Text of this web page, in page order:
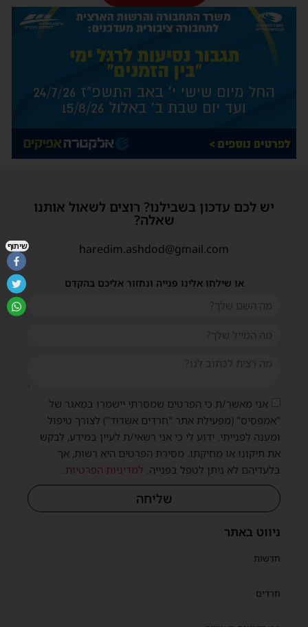
ניווט באתר
חדשות
חרדים
יש לכם עדכון בשבילנו? רוצים לשאול אותנו
שאלה?
haredim.ashdod@gmail.com
או שילחו אלינו פנייה ונחזור אליכם בהקדם
אני מאשר/ת כי הפרטים שמסרתי יישמרו במאגר של
"אמפסיס" (מפעילת אתר "חרדים אשדוד") לצורך טיפול
ומענה לפנייתי. ידוע לי כי אני רשאי/ת לעיין במידע, לבקש
את תיקונו או מחיקתו. מסירת הפרטים היא רשות, אך
בלעדיהם לא ניתן לטפל בפנייה. למדיניות הפרטיות.
שליחה
שיתוף